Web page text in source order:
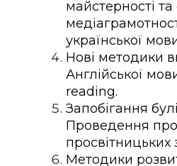
майстерності
української
Нові методики
Англійської
reading.
Запобігання
Проведення
просвітницьких
Методики